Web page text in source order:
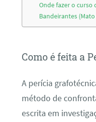
Onde fazer o curso
Bandeirantes
Como é feita a
A perícia
método de
escrita em